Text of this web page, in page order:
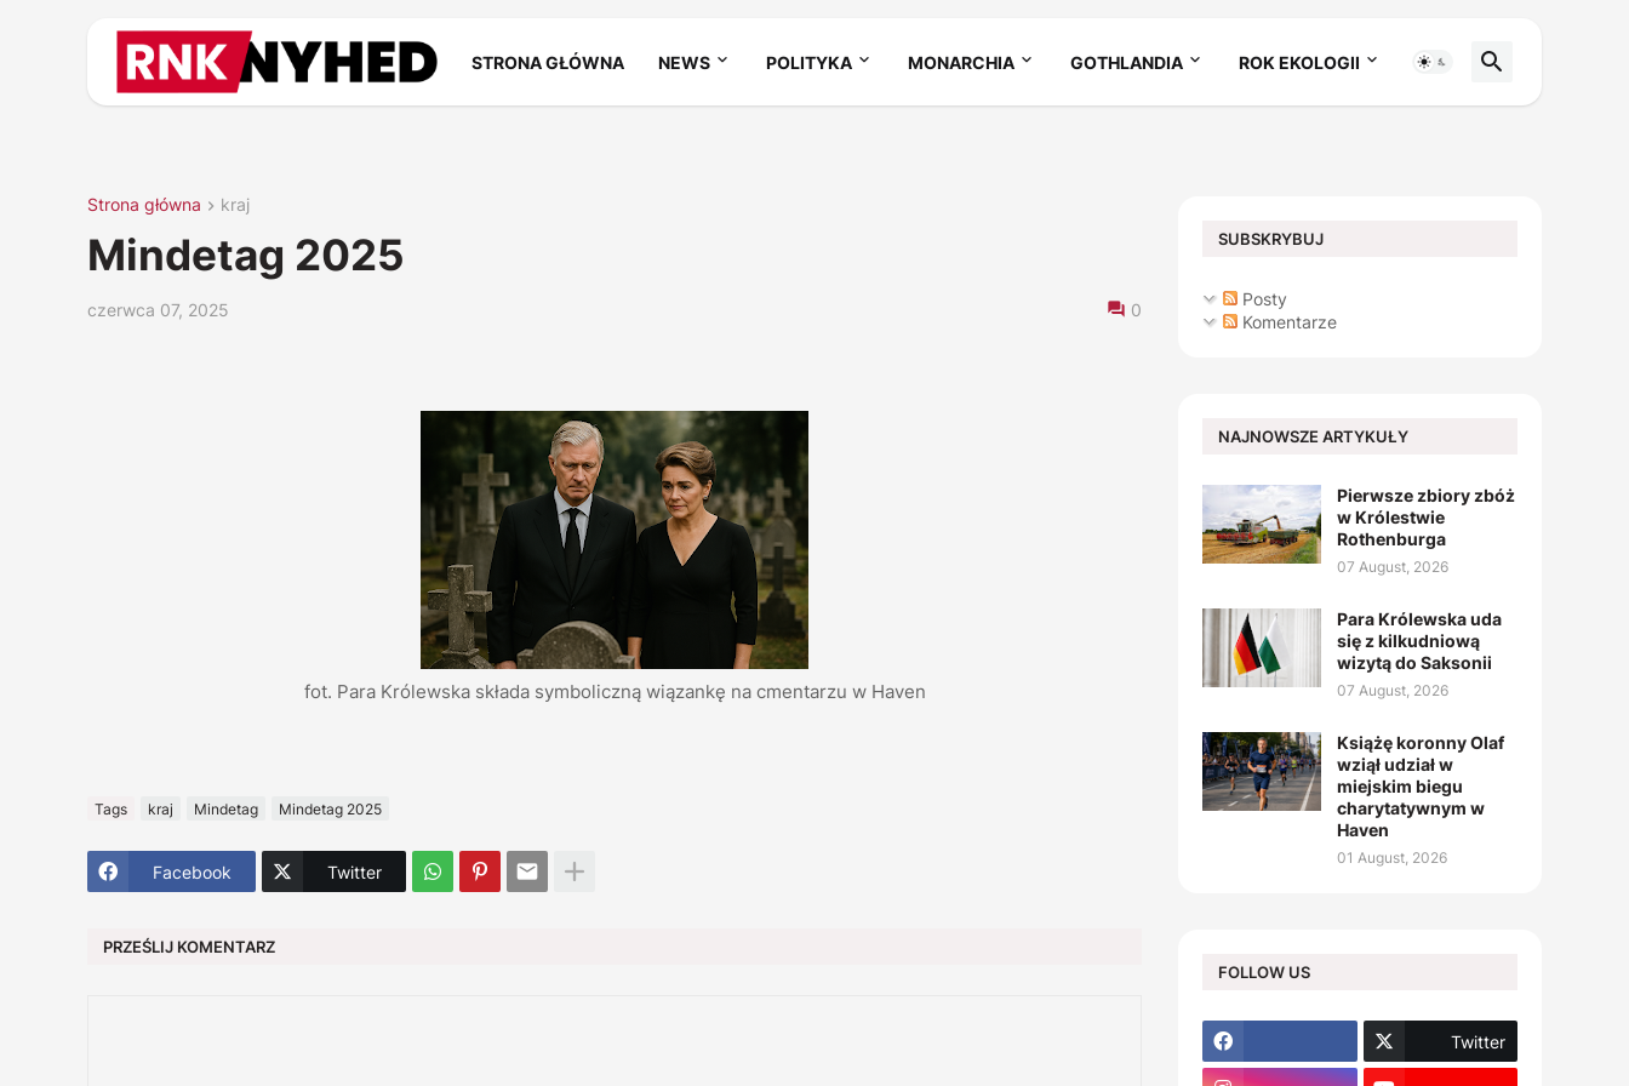
STRONA GŁÓWNA NEWS POLITYKA MONARCHIA GOTHLANDIA ROK EKOLOGII
Strona główna kraj
Mindetag 2025
czerwca 07, 2025 0
fot. Para Królewska składa symboliczną wiązankę na cmentarzu w Haven
Tags kraj Mindetag Mindetag 2025
Facebook Twitter
PRZEŚLIJ KOMENTARZ
SUBSKRYBUJ
Posty
Komentarze
NAJNOWSZE ARTYKUŁY
Pierwsze zbiory zbóż
w Królestwie
Rothenburga
07 August, 2026
Para Królewska uda
się z kilkudniową
wizytą do Saksonii
07 August, 2026
Książę koronny Olaf
wziął udział w
miejskim biegu
charytatywnym w
Haven
01 August, 2026
FOLLOW US
Twitter